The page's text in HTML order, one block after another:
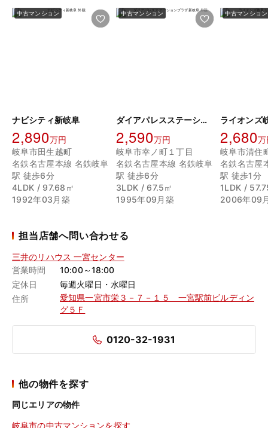
中古マンション
ナビシティ新岐阜
2,890万円
岐阜市田生越町
名鉄名古屋本線 名鉄岐阜
駅 徒歩6分
4LDK / 97.68㎡
1992年03月築
中古マンション
ダイアパレスステーションプラザ新岐阜
2,590万円
岐阜市幸ノ町１丁目
名鉄名古屋本線 名鉄岐阜
駅 徒歩6分
3LDK / 67.5㎡
1995年09月築
中古マンション
2,680万
岐阜市清住
名鉄名古屋
駅 徒歩1分
1LDK /
2006年09
担当店舗へ問い合わせる
三井のリハウス 一宮センター
営業時間
10:00～18:00
定休日
毎週火曜日・水曜日
住所
愛知県一宮市栄３－７－１５ 一宮駅前ビルディン
グ５Ｆ
0120-32-1931
他の物件を探す
同じエリアの物件
岐阜市の中古マンションを探す